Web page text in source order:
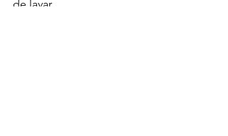
de lavar.